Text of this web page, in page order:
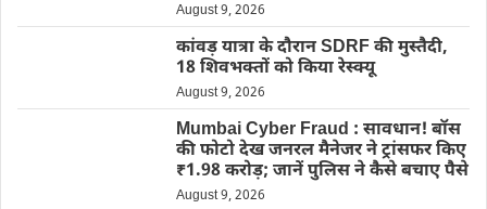
August 9, 2026
कांवड़ यात्रा के दौरान SDRF की मुस्तैदी,
18 शिवभक्तों को किया रेस्क्यू
August 9, 2026
Mumbai Cyber Fraud : सावधान! बॉस
की फोटो देख जनरल मैनेजर ने ट्रांसफर किए
₹1.98 करोड़; जानें पुलिस ने कैसे बचाए पैसे
August 9, 2026